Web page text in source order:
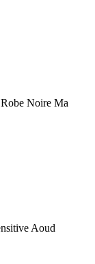
Noire Ma
Aoud